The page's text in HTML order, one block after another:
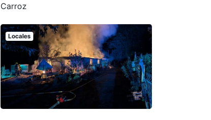
Carroz
Locales